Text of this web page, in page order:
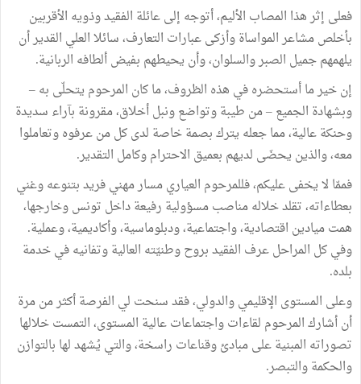
فعلى إثر هذا المصاب الأليم، أتوجه إلى عائلة الفقيد وذويه الأقربين
بأخلص مشاعر المواساة وأزكى عبارات التعارف، سائلا العلي القدير أن
يلهمهم جميل الصبر والسلوان، وأن يحيطهم بفيض ألطافه الربانية.
إن خير ما أستحضره في هذه الظروف، ما كان المرحوم يتحلّى به –
وبشهادة الجميع – من طيبة وتواضع ونبل أخلاق، مقرونة بآراء سديدة
وحنكة عالية، مما جعله يترك بصمة خاصة لدى كل من عرفوه وتعاملوا
معه، والذين يحضَى لديهم بعميق الاحترام وكامل التقدير.
فممّا لا يخفى عليكم، فللمرحوم العياري مسار مهني فريد بتنوعه وغني
بعطاءاته، تقلد خلاله مناصب مسؤولية رفيعة داخل تونس وخارجها،
همت ميادين اقتصادية، واجتماعية، ودبلوماسية، وأكاديمية، وعملية.
وفي كل المراحل عرف الفقيد بروح وطنيّته العالية وتفانيه في خدمة
بلده.
وعلى المستوى الإقليمي والدولي، فقد سنحت لي الفرصة أكثر من مرة
أن أشارك المرحوم لقاءات واجتماعات عالية المستوى، التمست خلالها
تصوراته المبنية على مبادئ وقناعات راسخة، والتي يُشهد لها بالتوازن
والحكمة والتبصر.